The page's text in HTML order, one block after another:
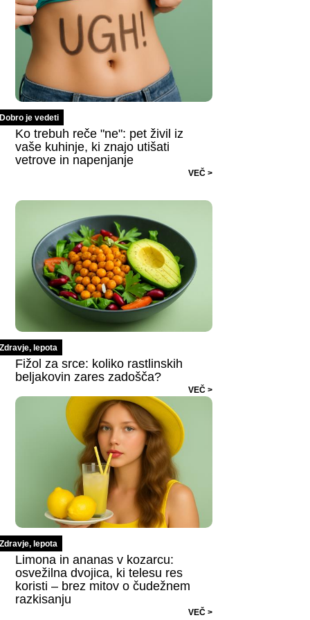
Dobro je vedeti
Ko trebuh reče "ne": pet živil iz
vaše kuhinje, ki znajo utišati
vetrove in napenjanje
VEČ >
Zdravje, lepota
Fižol za srce: koliko rastlinskih
beljakovin zares zadošča?
VEČ >
Zdravje, lepota
Limona in ananas v kozarcu:
osvežilna dvojica, ki telesu res
koristi – brez mitov o čudežnem
razkisanju
VEČ >